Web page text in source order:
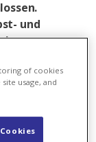
und
im
2016)
Mittels,
von 14%
of cookies
usage, and